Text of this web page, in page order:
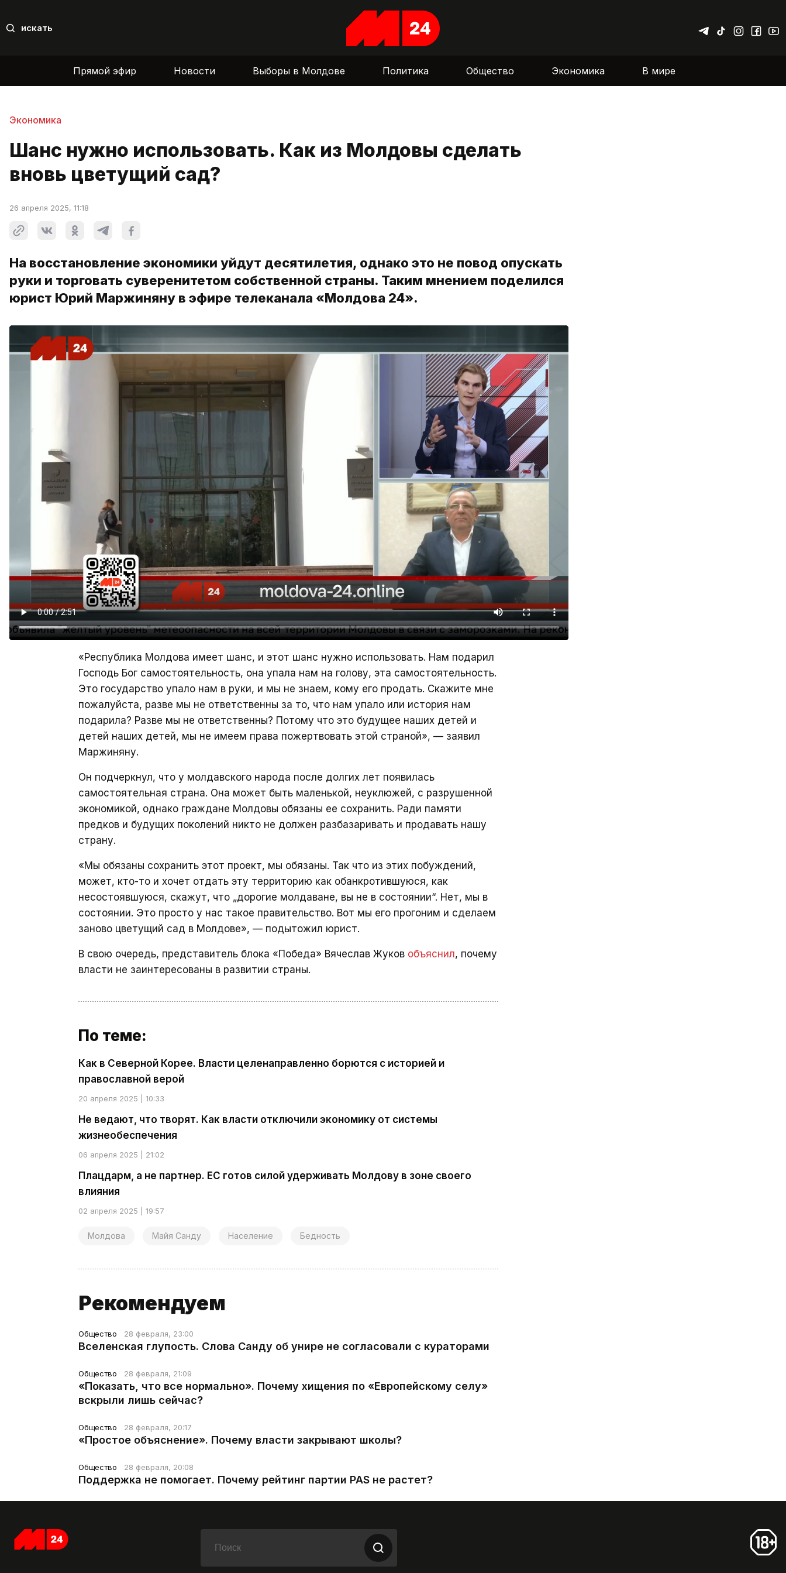
искать
Прямой эфир Новости Выборы в Молдове Политика Общество Экономика В мире
Экономика
Шанс нужно использовать. Как из Молдовы сделать
вновь цветущий сад?
26 апреля 2025, 11:18
На восстановление экономики уйдут десятилетия, однако это не повод опускать
руки и торговать суверенитетом собственной страны. Таким мнением поделился
юрист Юрий Маржиняну в эфире телеканала «Молдова 24».
«Республика Молдова имеет шанс, и этот шанс нужно использовать. Нам подарил
Господь Бог самостоятельность, она упала нам на голову, эта самостоятельность.
Это государство упало нам в руки, и мы не знаем, кому его продать. Скажите мне
пожалуйста, разве мы не ответственны за то, что нам упало или история нам
подарила? Разве мы не ответственны? Потому что это будущее наших детей и
детей наших детей, мы не имеем права пожертвовать этой страной», — заявил
Маржиняну.
Он подчеркнул, что у молдавского народа после долгих лет появилась
самостоятельная страна. Она может быть маленькой, неуклюжей, с разрушенной
экономикой, однако граждане Молдовы обязаны ее сохранить. Ради памяти
предков и будущих поколений никто не должен разбазаривать и продавать нашу
страну.
«Мы обязаны сохранить этот проект, мы обязаны. Так что из этих побуждений,
может, кто-то и хочет отдать эту территорию как обанкротившуюся, как
несостоявшуюся, скажут, что „дорогие молдаване, вы не в состоянии“. Нет, мы в
состоянии. Это просто у нас такое правительство. Вот мы его прогоним и сделаем
заново цветущий сад в Молдове», — подытожил юрист.
В свою очередь, представитель блока «Победа» Вячеслав Жуков объяснил, почему
власти не заинтересованы в развитии страны.
По теме:
Как в Северной Корее. Власти целенаправленно борются с историей и
православной верой
20 апреля 2025 | 10:33
Не ведают, что творят. Как власти отключили экономику от системы
жизнеобеспечения
06 апреля 2025 | 21:02
Плацдарм, а не партнер. ЕС готов силой удерживать Молдову в зоне своего
влияния
02 апреля 2025 | 19:57
Молдова Майя Санду Население Бедность
Рекомендуем
Общество 28 февраля, 23:00
Вселенская глупость. Слова Санду об унире не согласовали с кураторами
Общество 28 февраля, 21:09
«Показать, что все нормально». Почему хищения по «Европейскому селу»
вскрыли лишь сейчас?
Общество 28 февраля, 20:17
«Простое объяснение». Почему власти закрывают школы?
Общество 28 февраля, 20:08
Поддержка не помогает. Почему рейтинг партии PAS не растет?